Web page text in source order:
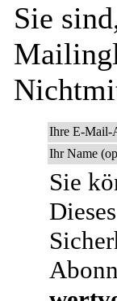
Sie
Ihre E-Mail-
Ihr Name
Sie